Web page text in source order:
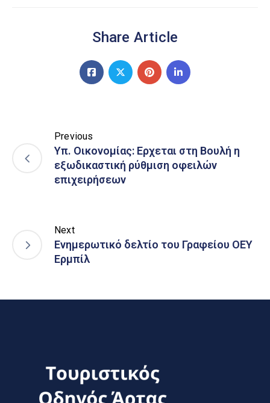
Share Article
Previous
Υπ. Οικονομίας: Ερχεται στη Βουλή η
εξωδικαστική ρύθμιση οφειλών
επιχειρήσεων
Next
Eνημερωτικό δελτίο του Γραφείου ΟΕΥ
Ερμπίλ